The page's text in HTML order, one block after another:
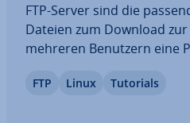
FTP-Server sind die
Dateien zum Download
mehreren Benutzern eine
auch bei der Pflege von
FTP Linux Tutorials